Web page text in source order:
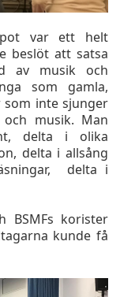
var ett helt
beslöt att satsa
av musik och
som gamla,
som inte sjunger
musik. Man
delta i olika
delta i allsång
delta i
BSMFs korister
kunde få